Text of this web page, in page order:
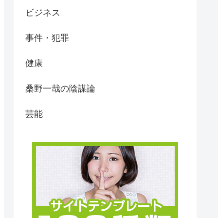
ビジネス
事件・犯罪
健康
桑野一哉の陰謀論
芸能